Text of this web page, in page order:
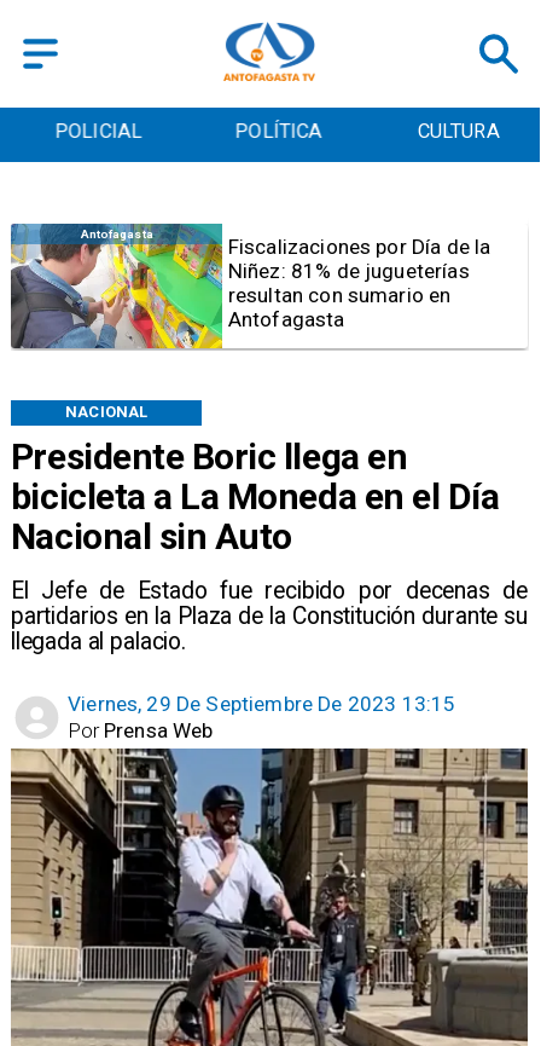
POLICIAL POLÍTICA CULTURA
Presidente Boric llega en
bicicleta a La Moneda en el Día
Nacional sin Auto
El Jefe de Estado fue recibido por decenas de
partidarios en la Plaza de la Constitución durante su
llegada al palacio.
NACIONAL
Viernes, 29 De Septiembre De 2023 13:15
Prensa Web
Por
Antofagasta
Tribunal frena opción de pena
mixta para Karen Rojo por ahora